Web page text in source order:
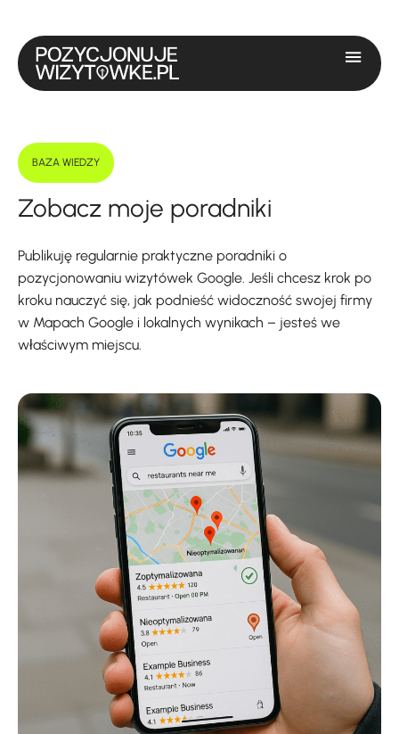
BAZA WIEDZY
Zobacz moje poradniki
Publikuję regularnie praktyczne poradniki o
pozycjonowaniu wizytówek Google. Jeśli chcesz krok po
kroku nauczyć się, jak podnieść widoczność swojej firmy
w Mapach Google i lokalnych wynikach – jesteś we
właściwym miejscu.